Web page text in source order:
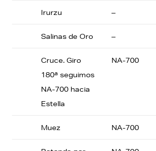
Irurzu –
Salinas de Oro –
Cruce. Giro
180ª seguimos
NA-700 hacia
Estella
NA-700
Muez NA-700